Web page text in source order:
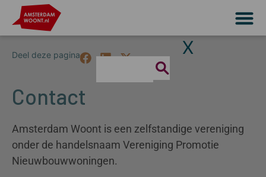
X
Contact
Amsterdam Woont is een zelfstandige vereniging
onder de handelsnaam Vereniging Promotie
Nieuwbouwwoningen.